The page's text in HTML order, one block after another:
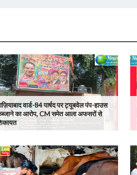
वार्ड-84 पार्षद पर ट्यूबवेल पंप-हाउस
का आरोप, CM समेत आला अफसरों से